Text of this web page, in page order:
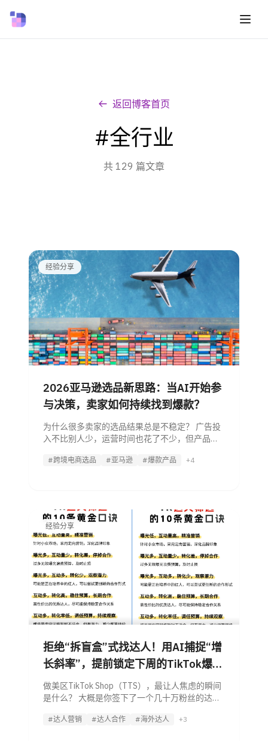
返回博客首页
#全行业
共 129 篇文章
经验分享
2026亚马逊选品新思路：当AI开始参
与决策，卖家如何持续找到爆款？
为什么很多卖家的选品结果总是不稳定？ 广告投
入不比别人少，运营时间也花了不少，但产品销
题往往不在于努力程度，而在于信息获取速度与
#跨境电商选品 #亚马逊 #爆款产品 +4
经验分享
拒绝“拆盲盒”式找达人！用AI捕捉“增
长斜率”，提前锁定下周的TikTok爆款
博主
做美区TikTok Shop（TTS），最让人焦虑的瞬间
是什么？ 大概是你签下了一个几十万粉丝的达
着“爆单”，结果视频发出后——播放量只有几百，
#达人营销 #达人合作 #海外达人 +3